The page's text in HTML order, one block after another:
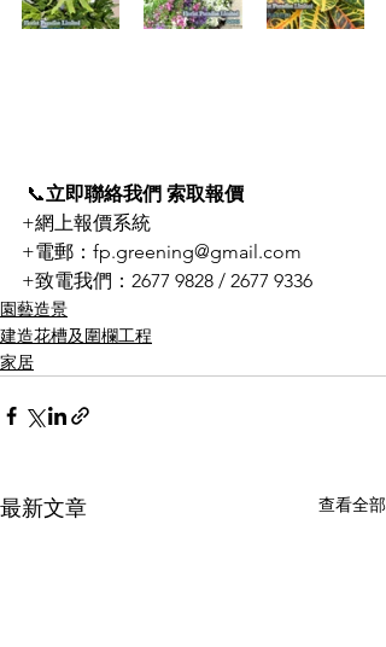
📞立即聯絡我們 索取報價
+網上報價系統
+電郵：fp.greening@gmail.com
+致電我們：2677 9828 / 2677 9336
園藝造景
建造花槽及圍欄工程
家居
最新文章 查看全部